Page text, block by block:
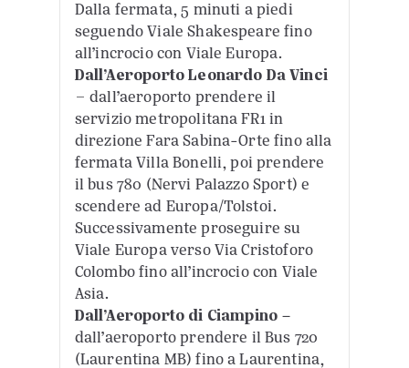
Dalla fermata, 5 minuti a piedi
seguendo Viale Shakespeare fino
all’incrocio con Viale Europa.
Dall’Aeroporto Leonardo Da Vinci
–dall’aeroporto prendere il
servizio metropolitana FR1 in
direzione Fara Sabina-Orte fino alla
fermata Villa Bonelli, poi prendere
il bus 780 (Nervi Palazzo Sport) e
scendere ad Europa/Tolstoi.
Successivamente proseguire su
Viale Europa verso Via Cristoforo
Colombo fino all’incrocio con Viale
Asia.
Dall’Aeroporto di Ciampino –
dall’aeroporto prendere il Bus 720
(Laurentina MB) fino a Laurentina,